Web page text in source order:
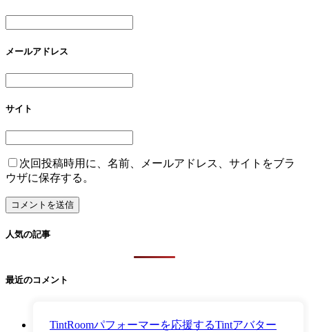
メールアドレス
サイト
次回投稿時用に、名前、メールアドレス、サイトをブラ
ウザに保存する。
人気の記事
最近のコメント
TintRoomパフォーマーを応援するTintアバター